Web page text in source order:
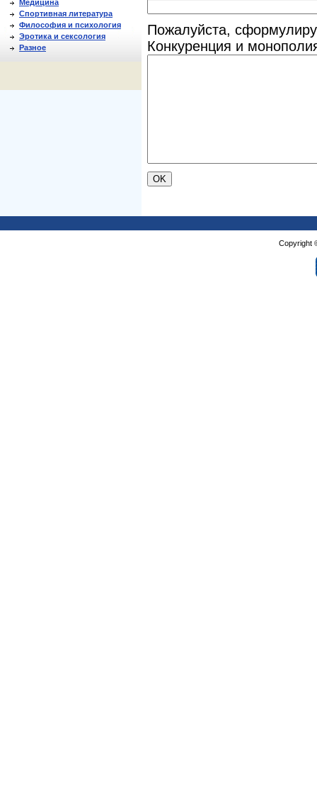
Медицина
Спортивная литература
Философия и психология
Эротика и сексология
Разное
Пожалуйста,
Конкуренция и
Copyright